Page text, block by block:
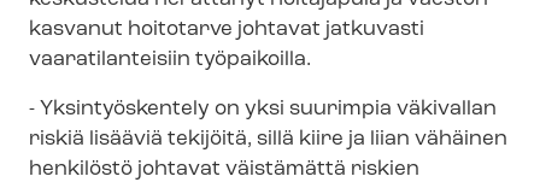
kasvanut hoitotarve johtavat jatkuvasti
vaaratilanteisiin työpaikoilla.
- Yksintyöskentely on yksi suurimpia väkivallan
riskiä lisääviä tekijöitä, sillä kiire ja liian vähäinen
henkilöstö johtavat väistämättä riskien